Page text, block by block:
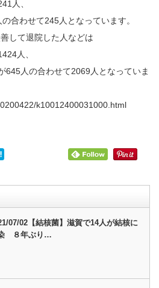
人、
合わせて245人となっています。
して退院した人などは
人、
645人の合わせて2069人となっていま
k10012400031000.html
07/02【結核菌】滋賀で14人が結核に
８年ぶり…